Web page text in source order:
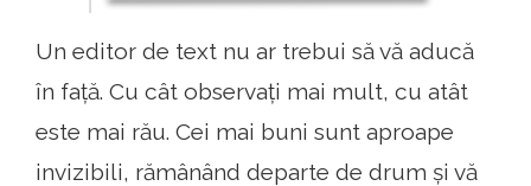
Un editor de text nu ar trebui să vă aducă
în față. Cu cât observați mai mult, cu atât
este mai rău. Cei mai buni sunt aproape
invizibili, rămânând departe de drum și vă